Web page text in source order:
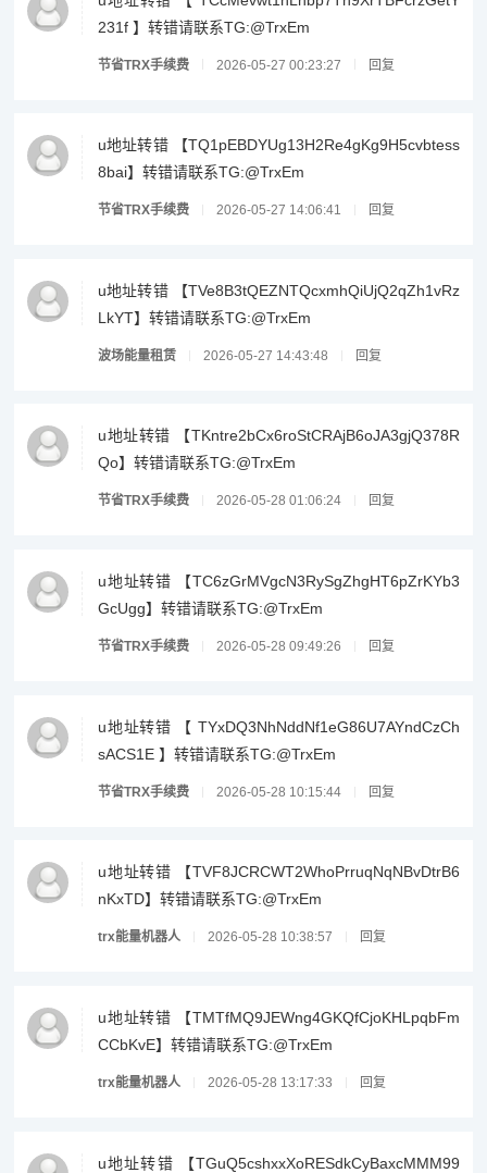
231f 】转错请联系TG:@TrxEm
节省TRX手续费 2026-05-27 00:23:27 回复
u地址转错 【TQ1pEBDYUg13H2Re4gKg9H5cvbtess
8bai】转错请联系TG:@TrxEm
节省TRX手续费 2026-05-27 14:06:41 回复
u地址转错 【TVe8B3tQEZNTQcxmhQiUjQ2qZh1vRz
LkYT】转错请联系TG:@TrxEm
波场能量租赁 2026-05-27 14:43:48 回复
u地址转错 【TKntre2bCx6roStCRAjB6oJA3gjQ378R
Qo】转错请联系TG:@TrxEm
节省TRX手续费 2026-05-28 01:06:24 回复
u地址转错 【TC6zGrMVgcN3RySgZhgHT6pZrKYb3
GcUgg】转错请联系TG:@TrxEm
节省TRX手续费 2026-05-28 09:49:26 回复
u地址转错 【 TYxDQ3NhNddNf1eG86U7AYndCzCh
sACS1E 】转错请联系TG:@TrxEm
节省TRX手续费 2026-05-28 10:15:44 回复
u地址转错 【TVF8JCRCWT2WhoPrruqNqNBvDtrB6
nKxTD】转错请联系TG:@TrxEm
trx能量机器人 2026-05-28 10:38:57 回复
u地址转错 【TMTfMQ9JEWng4GKQfCjoKHLpqbFm
CCbKvE】转错请联系TG:@TrxEm
trx能量机器人 2026-05-28 13:17:33 回复
u地址转错 【TGuQ5cshxxXoRESdkCyBaxcMMM99